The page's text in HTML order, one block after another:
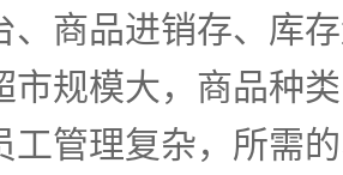
、商品进销存、库
市规模大，商品种
工管理复杂，所需